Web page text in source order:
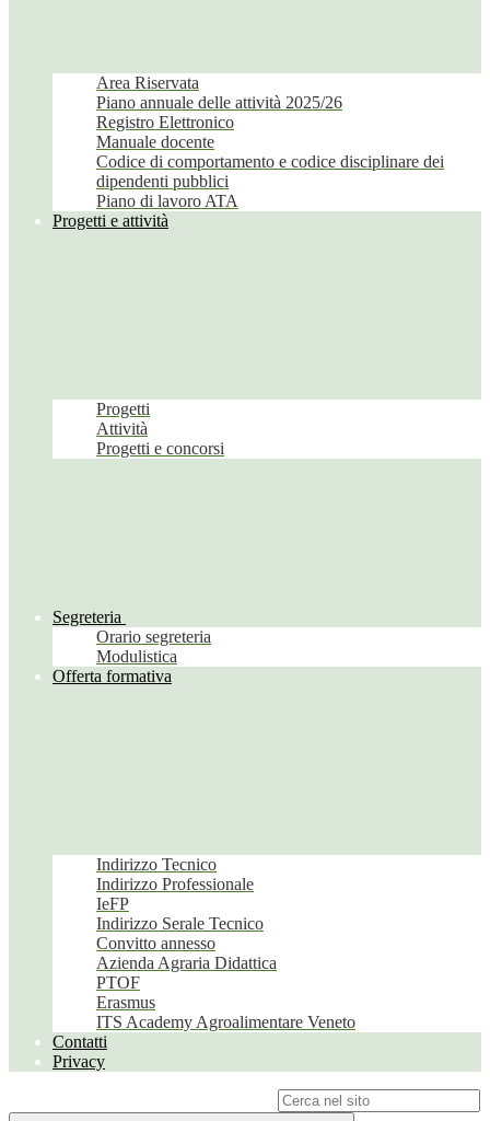
Area Riservata
Piano annuale delle attività 2025/26
Registro Elettronico
Manuale docente
Codice di comportamento e codice disciplinare dei
dipendenti pubblici
Piano di lavoro ATA
Progetti e attività
Progetti
Attività
Progetti e concorsi
Segreteria
Orario segreteria
Modulistica
Offerta formativa
Indirizzo Tecnico
Indirizzo Professionale
IeFP
Indirizzo Serale Tecnico
Convitto annesso
Azienda Agraria Didattica
PTOF
Erasmus
ITS Academy Agroalimentare Veneto
Contatti
Privacy